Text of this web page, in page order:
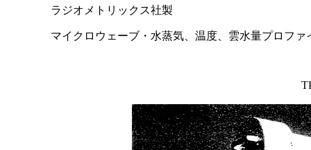
ラジオメトリックス社製
マイクロウェーブ・水蒸気、温度、雲水量プロファ